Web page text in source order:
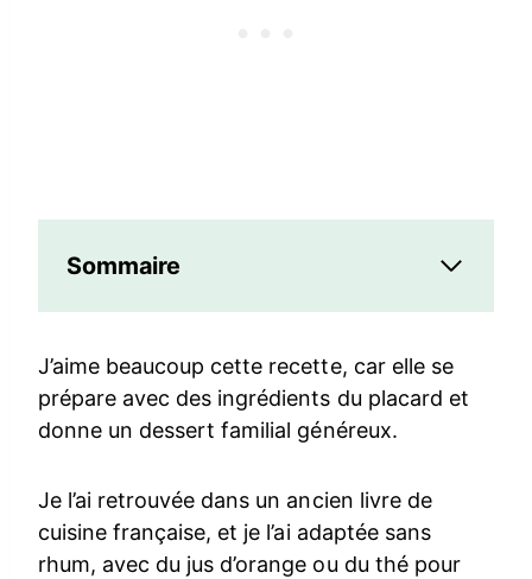
Sommaire
J’aime beaucoup cette recette, car elle se
prépare avec des ingrédients du placard et
donne un dessert familial généreux.
Je l’ai retrouvée dans un ancien livre de
cuisine française, et je l’ai adaptée sans
rhum, avec du jus d’orange ou du thé pour